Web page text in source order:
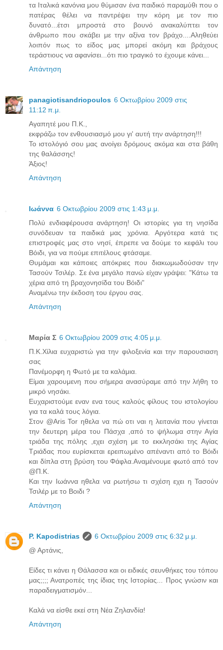
τα Ιταλικά κανόνια μου θύμισαν ένα παιδικό παραμύθι που ο
πατέρας θέλει να παντρέψει την κόρη με τον πιο
δυνατό...έτσι μπροστά στο βουνό ανακαλύπτει τον
άνθρωπο που σκάβει με την αξίνα τον βράχο....Αληθεύει
λοιπόν πως το είδος μας μπορεί ακόμη και βράχους
τεράστιους να αφανίσει...ότι πιο τραγικό το έχουμε κάνει...
Απάντηση
panagiotisandriopoulos 6 Οκτωβρίου 2009 στις
11:12 π.μ.
Aγαπητέ μου Π.Κ.,
εκφράζω τον ενθουσιασμό μου γι' αυτή την ανάρτηση!!!
Το ιστολόγιό σου μας ανοίγει δρόμους ακόμα και στα βάθη
της θαλάσσης!
Άξιος!
Απάντηση
Ιωάννα 6 Οκτωβρίου 2009 στις 1:43 μ.μ.
Πολύ ενδιαφέρουσα ανάρτηση! Οι ιστορίες για τη νησίδα
συνόδευαν τα παιδικά μας χρόνια. Αργότερα κατά τις
επιστροφές μας στο νησί, έπρεπε να δούμε το κεφάλι του
Βόιδι, για να πούμε επιτέλους φτάσαμε.
Θυμάμαι και κάποιες απόκριες που διακωμωδούσαν την
Τασούν Τσιλέρ. Σε ένα μεγάλο πανώ είχαν γράψει: "Κάτω τα
χέρια από τη βραχονησίδα του Βόιδι"
Αναμένω την έκδοση του έργου σας.
Απάντηση
Μαρία Σ 6 Οκτωβρίου 2009 στις 4:05 μ.μ.
Π.Κ.Χίλια ευχαριστώ για την φιλοξενία και την παρουσιαση
σας
Πανέμορφη η Φωτό με τα καλάμια.
Είμαι χαρουμενη που σήμερα ανασύραμε από την λήθη το
μικρό νησάκι.
Ευχαριστούμε εναν ενα τους καλούς φίλους του ιστολογίου
για τα καλά τους λόγια.
Στον @Aris Tor ηθελα να πώ οτι ναι η λειτανία που γίνεται
την δευτερη μέρα του Πάσχα ,από το ψήλωμα στην Αγία
τριάδα της πόλης ,εχει σχέση με το εκκλησάκι της Αγίας
Τριάδας που ευρίσκεται ερειπωμένο απέναντι από το Βόιδι
και δίπλα στη βρύση του Φάφλα.Αναμένουμε φωτό από τον
@Π.Κ.
Και την Ιωάννα ηθελα να ρωτήσω τι σχέση εχει η Τασούν
Τσιλέρ με το Βοιδι ?
Απάντηση
P. Kapodistrias
6 Οκτωβρίου 2009 στις 6:32 μ.μ.
@ Αρτάνις,
Είδες τι κάνει η Θάλασσα και οι ειδικές σευνθήκες του τόπου
μας;;;; Ανατροπές της ίδιας της Ιστορίας... Προς γνώσιν και
παραδειγματισμόν...
Καλά να είσθε εκεί στη Νέα Ζηλανδία!
Απάντηση